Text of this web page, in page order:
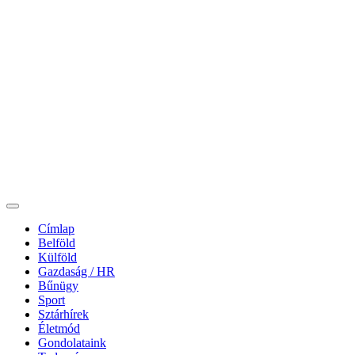
Címlap
Belföld
Külföld
Gazdaság / HR
Bűnügy
Sport
Sztárhírek
Életmód
Gondolataink